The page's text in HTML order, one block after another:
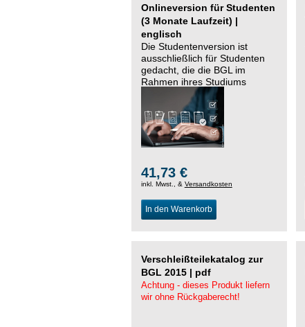
Onlineversion für Studenten
(3 Monate Laufzeit) |
englisch
Die Studentenversion ist
ausschließlich für Studenten
gedacht, die die BGL im
Rahmen ihres Studiums
nutzen möchten.
41,73 €
inkl. Mwst., & Versandkosten
In den Warenkorb
Verschleißteilekatalog zur
BGL 2015 | pdf
Achtung - dieses Produkt liefern
wir ohne Rückgaberecht!